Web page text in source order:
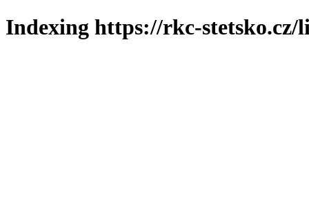
Indexing https://rkc-stetsko.cz/